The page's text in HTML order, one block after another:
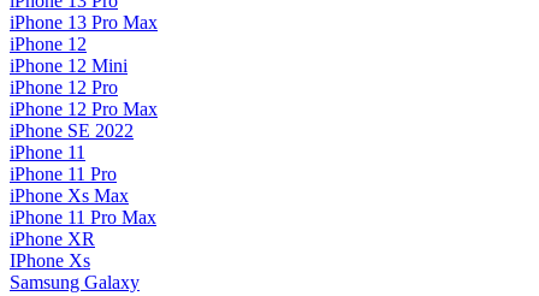
iPhone 13 Pro Max
iPhone 12
iPhone 12 Mini
iPhone 12 Pro
iPhone 12 Pro Max
iPhone SE 2022
iPhone 11
iPhone 11 Pro
iPhone Xs Max
iPhone 11 Pro Max
iPhone XR
IPhone Xs
Samsung Galaxy